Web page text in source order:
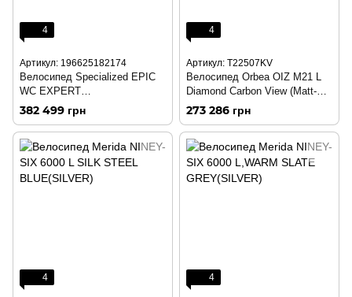
4
Артикул: 196625182174
Велосипед Specialized EPIC
WC EXPERT
DPLAKEMET/WHT L (93125-
382 499 грн
4
Артикул: T22507KV
Велосипед Orbea OIZ M21 L
Diamond Carbon View (Matt-
Gloss)
273 286 грн
4 4